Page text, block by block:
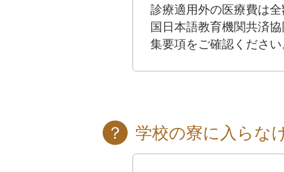
診療適用外の医療費は
国日本語教育機関共済
集要項をご確認ください
学校の寮に入らな